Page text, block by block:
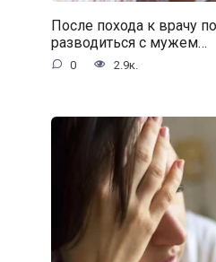
После похода к врачу
разводиться с мужем…
0 2.9к.